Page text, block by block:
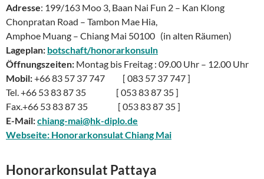
Adresse: 199/163 Moo 3, Baan Nai Fun 2 – Kan Klong
Chonpratan Road – Tambon Mae Hia,
Amphoe Muang – Chiang Mai 50100 (in alten Räumen)
Lageplan: botschaft/honorarkonsuln
Öffnungszeiten: Montag bis Freitag : 09.00 Uhr – 12.00 Uhr
Mobil:+66 83 57 37 747 [ 083 57 37 747 ]
Tel. +66 53 83 87 35 [ 053 83 87 35 ]
Fax.+66 53 83 87 35 [ 053 83 87 35 ]
E-Mail:chiang-mai@hk-diplo.de
Webseite: Honorarkonsulat Chiang Mai
Honorarkonsulat Pattaya